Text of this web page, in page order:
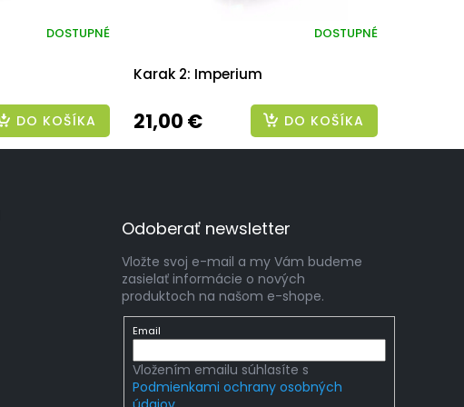
DOSTUPNÉ
DO KOŠÍKA
Karak 2: Imperium
DOSTUPNÉ
21,00 € DO KOŠÍKA
Odoberať newsletter
Vložte svoj e-mail a my Vám budeme
zasielať informácie o nových
produktoch na našom e-shope.
Email
Vložením emailu súhlasíte s
Podmienkami ochrany osobných